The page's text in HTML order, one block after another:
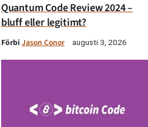
Quantum Code Review 2024 –
bluff eller legitimt?
Förbi Jason Conor augusti 3, 2026